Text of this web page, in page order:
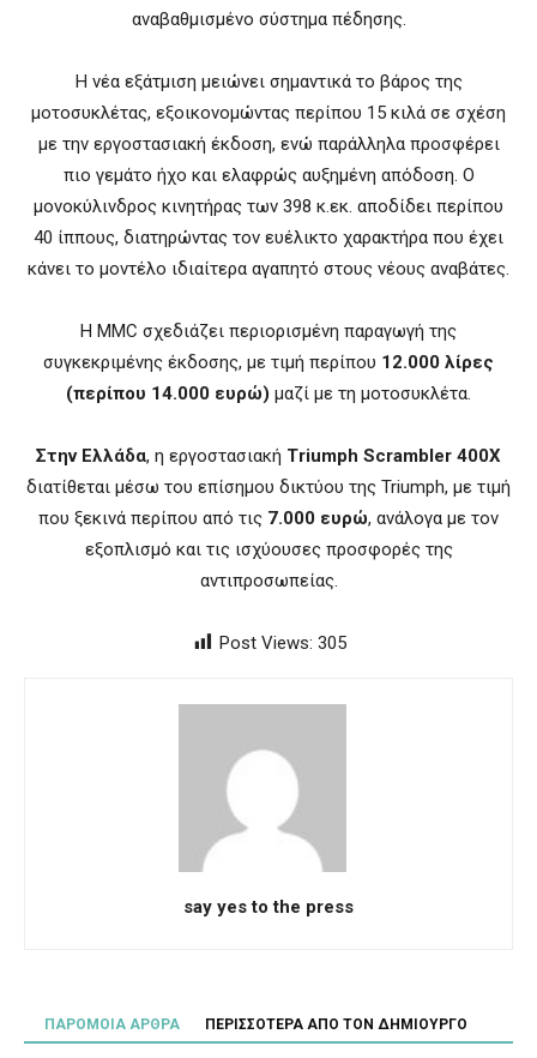
αναβαθμισμένο σύστημα πέδησης.
Η νέα εξάτμιση μειώνει σημαντικά το βάρος της
μοτοσυκλέτας, εξοικονομώντας περίπου 15 κιλά σε σχέση
με την εργοστασιακή έκδοση, ενώ παράλληλα προσφέρει
πιο γεμάτο ήχο και ελαφρώς αυξημένη απόδοση. Ο
μονοκύλινδρος κινητήρας των 398 κ.εκ. αποδίδει περίπου
40 ίππους, διατηρώντας τον ευέλικτο χαρακτήρα που έχει
κάνει το μοντέλο ιδιαίτερα αγαπητό στους νέους αναβάτες.
Η MMC σχεδιάζει περιορισμένη παραγωγή της
συγκεκριμένης έκδοσης, με τιμή περίπου 12.000 λίρες
(περίπου 14.000 ευρώ) μαζί με τη μοτοσυκλέτα.
Στην Ελλάδα, η εργοστασιακή Triumph Scrambler 400X
διατίθεται μέσω του επίσημου δικτύου της Triumph, με τιμή
που ξεκινά περίπου από τις 7.000 ευρώ, ανάλογα με τον
εξοπλισμό και τις ισχύουσες προσφορές της
αντιπροσωπείας.
Post Views: 305
say yes to the press
ΠΑΡΟΜΟΙΑ ΑΡΘΡΑ ΠΕΡΙΣΣΟΤΕΡΑ ΑΠΟ ΤΟΝ ΔΗΜΙΟΥΡΓΟ